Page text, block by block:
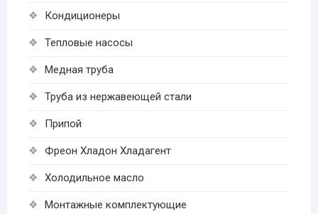
Кондиционеры
Тепловые насосы
Медная труба
Труба из нержавеющей стали
Припой
Фреон Хладон Хладагент
Холодильное масло
Монтажные комплектующие